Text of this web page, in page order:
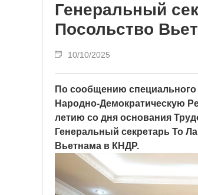
Генеральный
Посольство
10/10/2025
По сообщению специального
Народно-Демократическую
летию со дня основания
Генеральный секретарь То
Вьетнама в КНДР.